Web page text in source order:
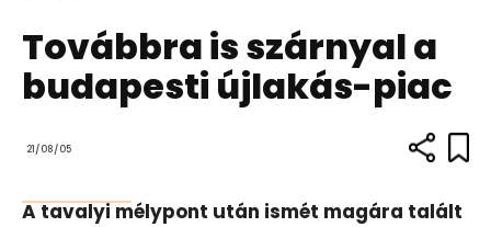
Továbbra is szárnyal a
budapesti újlakás-piac
21/08/05
A tavalyi mélypont után ismét magára talált